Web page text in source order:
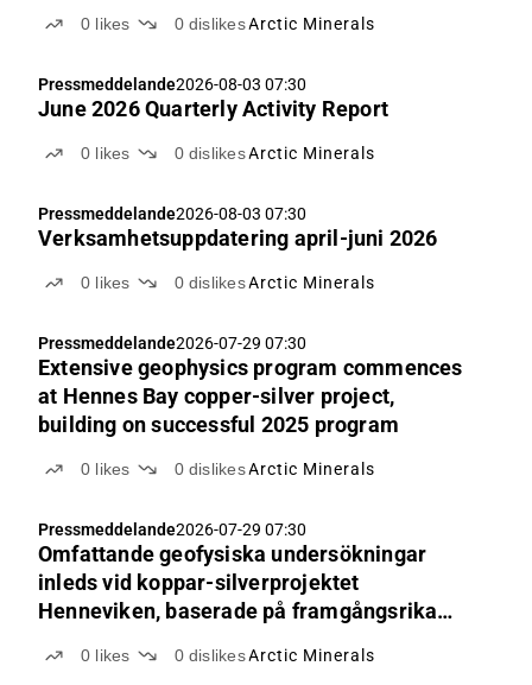
0 likes 0 dislikesArctic Minerals
Pressmeddelande2026-08-03 07:30
June 2026 Quarterly Activity Report
0 likes 0 dislikesArctic Minerals
Pressmeddelande2026-08-03 07:30
Verksamhetsuppdatering april-juni 2026
0 likes 0 dislikesArctic Minerals
Pressmeddelande2026-07-29 07:30
Extensive geophysics program commences
at Hennes Bay copper-silver project,
building on successful 2025 program
0 likes 0 dislikesArctic Minerals
Pressmeddelande2026-07-29 07:30
Omfattande geofysiska undersökningar
inleds vid koppar-silverprojektet
Henneviken, baserade på framgångsrika
0 likes 0 dislikesArctic Minerals